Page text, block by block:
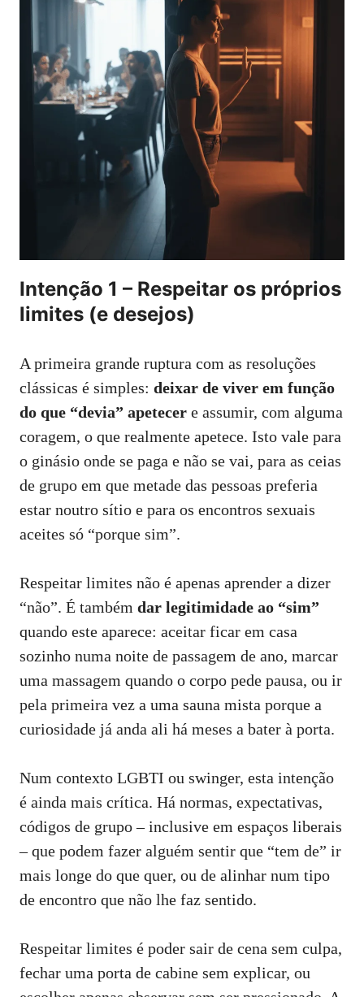
Intenção 1 – Respeitar os próprios
limites (e desejos)
A primeira grande ruptura com as resoluções
clássicas é simples: deixar de viver em função
do que “devia” apetecer e assumir, com alguma
coragem, o que realmente apetece. Isto vale para
o ginásio onde se paga e não se vai, para as ceias
de grupo em que metade das pessoas preferia
estar noutro sítio e para os encontros sexuais
aceites só “porque sim”.
Respeitar limites não é apenas aprender a dizer
“não”. É também dar legitimidade ao “sim”
quando este aparece: aceitar ficar em casa
sozinho numa noite de passagem de ano, marcar
uma massagem quando o corpo pede pausa, ou ir
pela primeira vez a uma sauna mista porque a
curiosidade já anda ali há meses a bater à porta.
Num contexto LGBTI ou swinger, esta intenção
é ainda mais crítica. Há normas, expectativas,
códigos de grupo – inclusive em espaços liberais
– que podem fazer alguém sentir que “tem de” ir
mais longe do que quer, ou de alinhar num tipo
de encontro que não lhe faz sentido.
Respeitar limites é poder sair de cena sem culpa,
fechar uma porta de cabine sem explicar, ou